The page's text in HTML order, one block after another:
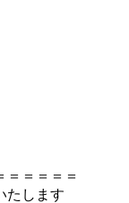
＝＝＝＝＝
たします